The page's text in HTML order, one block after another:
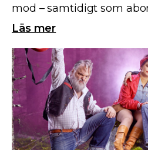
mod – samtidigt som
nya säsongen släpps.
Läs mer